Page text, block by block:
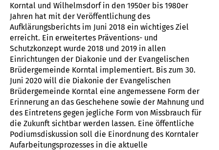
Korntal und Wilhelmsdorf in den 1950er bis 1980er
Jahren hat mit der Veröffentlichung des
Aufklärungsberichts im Juni 2018 ein wichtiges Ziel
erreicht. Ein erweitertes Präventions- und
Schutzkonzept wurde 2018 und 2019 in allen
Einrichtungen der Diakonie und der Evangelischen
Brüdergemeinde Korntal implementiert. Bis zum 30.
Juni 2020 will die Diakonie der Evangelischen
Brüdergemeinde Korntal eine angemessene Form der
Erinnerung an das Geschehene sowie der Mahnung und
des Eintretens gegen jegliche Form von Missbrauch für
die Zukunft sichtbar werden lassen. Eine öffentliche
Podiumsdiskussion soll die Einordnung des Korntaler
Aufarbeitungsprozesses in die aktuelle